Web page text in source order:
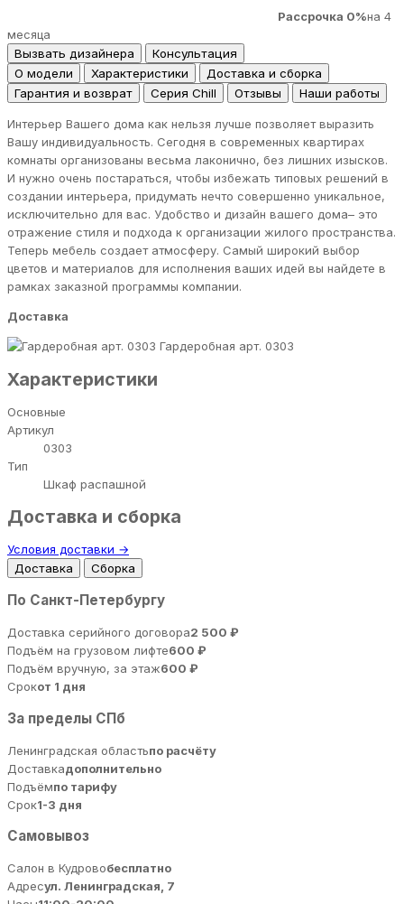
Рассрочка 0%на 4
месяца
Вызвать дизайнера
Консультация
О модели
Характеристики
Доставка и сборка
Гарантия и возврат
Серия Chill Отзывы Наши работы
Интерьер Вашего дома как нельзя лучше позволяет выразить
Вашу индивидуальность. Сегодня в современных квартирах
комнаты организованы весьма лаконично, без лишних изысков.
И нужно очень постараться, чтобы избежать типовых решений в
создании интерьера, придумать нечто совершенно уникальное,
исключительно для вас. Удобство и дизайн вашего дома– это
отражение стиля и подхода к организации жилого пространства.
Теперь мебель создает атмосферу. Самый широкий выбор
цветов и материалов для исполнения ваших идей вы найдете в
рамках заказной программы компании.
Доставка
Гардеробная арт. 0303
Характеристики
Основные
Артикул
0303
Тип
Шкаф распашной
Доставка и сборка
Условия доставки →
Доставка
Сборка
По Санкт-Петербургу
Доставка серийного договора2 500 ₽
Подъём на грузовом лифте600 ₽
Подъём вручную, за этаж600 ₽
Срокот 1 дня
За пределы СПб
Ленинградская областьпо расчёту
Доставкадополнительно
Подъёмпо тарифу
Срок1-3 дня
Самовывоз
Салон в Кудровобесплатно
Адресул. Ленинградская, 7